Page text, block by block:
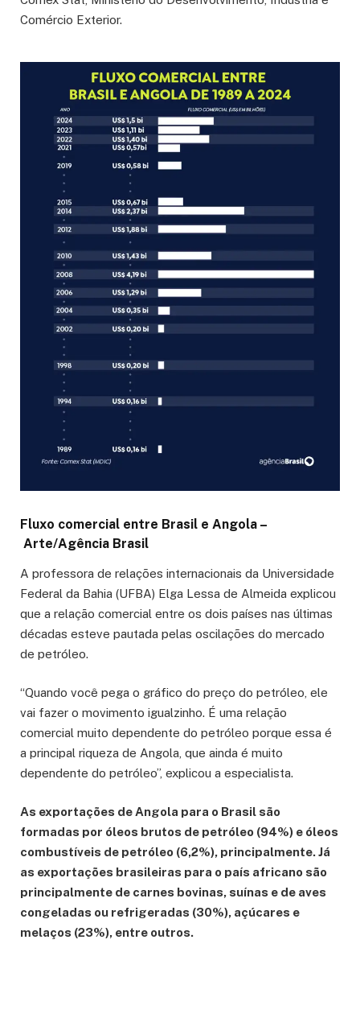
Fluxo comercial entre Brasil e Angola –
Arte/Agência Brasil
A professora de relações internacionais da Universidade
Federal da Bahia (UFBA) Elga Lessa de Almeida explicou
que a relação comercial entre os dois países nas últimas
décadas esteve pautada pelas oscilações do mercado
de petróleo.
“Quando você pega o gráfico do preço do petróleo, ele
vai fazer o movimento igualzinho. É uma relação
comercial muito dependente do petróleo porque essa é
a principal riqueza de Angola, que ainda é muito
dependente do petróleo”, explicou a especialista.
As exportações de Angola para o Brasil são
formadas por óleos brutos de petróleo (94%) e óleos
combustíveis de petróleo (6,2%), principalmente. Já
as exportações brasileiras para o país africano são
principalmente de carnes bovinas, suínas e de aves
congeladas ou refrigeradas (30%), açúcares e
melaços (23%), entre outros.